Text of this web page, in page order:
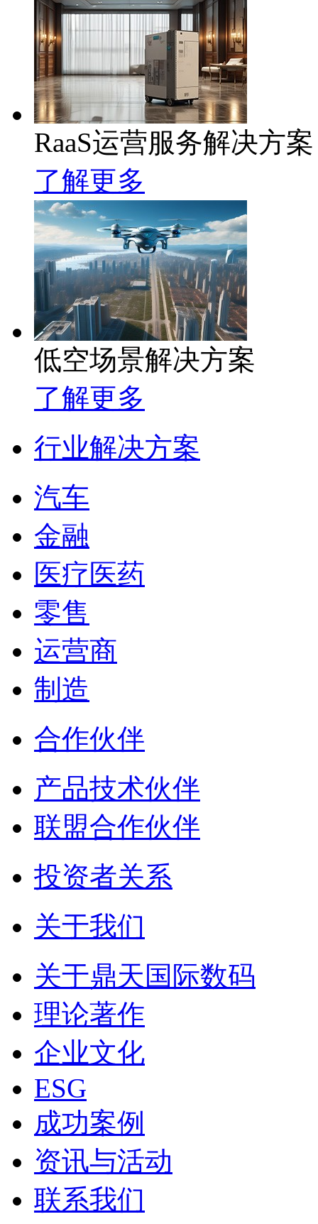
RaaS运营服务解决方案
了解更多
低空场景解决方案
了解更多
行业解决方案
汽车
金融
医疗医药
零售
运营商
制造
合作伙伴
产品技术伙伴
联盟合作伙伴
投资者关系
关于我们
关于鼎天国际数码
理论著作
企业文化
ESG
成功案例
资讯与活动
联系我们